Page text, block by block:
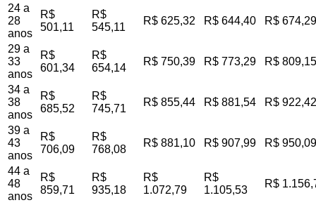
24 a
28
anos
R$
501,11
R$
545,11
R$ 625,32 R$ 644,40 R$ 674,29
29 a
33
anos
R$
601,34
R$
654,14
R$ 750,39 R$ 773,29 R$ 809,15
34 a
38
anos
R$
685,52
R$
745,71
R$ 855,44 R$ 881,54 R$ 922,42
39 a
43
anos
R$
706,09
R$
768,08
R$ 881,10 R$ 907,99 R$ 950,09
44 a
48
anos
R$
859,71
R$
935,18
R$
1.072,79
R$
1.105,53
R$